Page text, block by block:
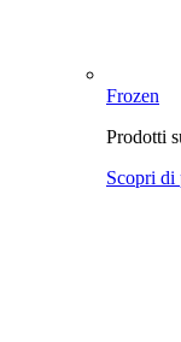
Frozen
Prodotti
Scopri di